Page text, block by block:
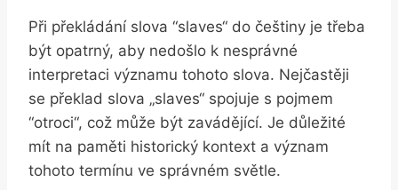
Při překládání slova ​“slaves“ do češtiny je⁢ třeba⁢
být opatrný, aby nedošlo k nesprávné
interpretaci významu tohoto slova. ‍Nejčastěji
se překlad slova „slaves“ spojuje s pojmem
‌“otroci“,‌ což může být zavádějící. Je důležité ​
mít na paměti historický kontext a význam
tohoto termínu ve správném světle.